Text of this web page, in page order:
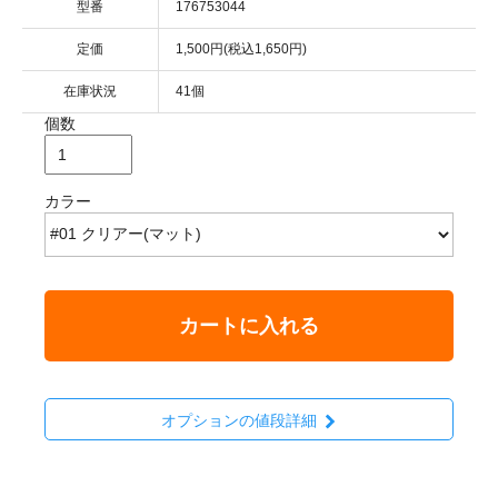
型番 176753044
定価 1,500円(税込1,650円)
在庫状況 41個
個数
カラー
カートに入れる
オプションの値段詳細